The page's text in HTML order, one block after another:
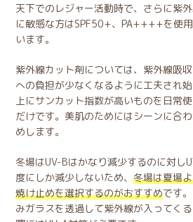
天下でのレジャー活動時で、さらに紫
に敏感な方はSPF50+、PA++++を使
います。
紫外線カット剤については、紫外線吸
への負担が少なくなるように工夫され
上にサンカット指数が高いものを日常
だけです。美肌のためにはシーンに合
めします。
冬場はUV-Bはかなり減少するのに対し
度にしか減少しないため、冬場は夏場
焼け止めを選択するのがおすすめです
みガラスを透過して紫外線が入ってく